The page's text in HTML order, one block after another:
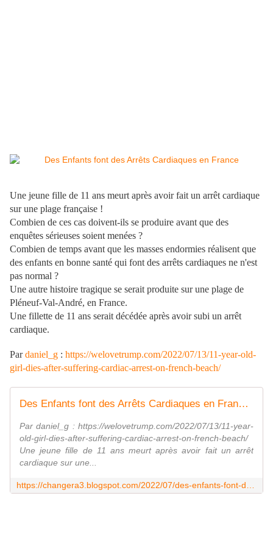
Une jeune fille de 11 ans meurt après avoir fait un arrêt cardiaque
sur une plage française !
Combien de ces cas doivent-ils se produire avant que des
enquêtes sérieuses soient menées ?
Combien de temps avant que les masses endormies réalisent que
des enfants en bonne santé qui font des arrêts cardiaques ne n'est
pas normal ?
Une autre histoire tragique se serait produite sur une plage de
Pléneuf-Val-André, en France.
Une fillette de 11 ans serait décédée après avoir subi un arrêt
cardiaque.
Pardaniel_g : https://welovetrump.com/2022/07/13/11-year-old-
girl-dies-after-suffering-cardiac-arrest-on-french-beach/
Des Enfants font des Arrêts Cardiaques en France !
Par daniel_g : https://welovetrump.com/2022/07/13/11-year-
old-girl-dies-after-suffering-cardiac-arrest-on-french-beach/
Une jeune fille de 11 ans meurt après avoir fait un arrêt
cardiaque sur une...